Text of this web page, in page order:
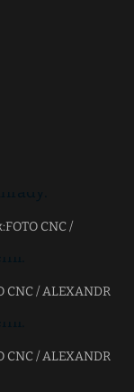
CNC /
CNC / ALEXANDR
CNC / ALEXANDR